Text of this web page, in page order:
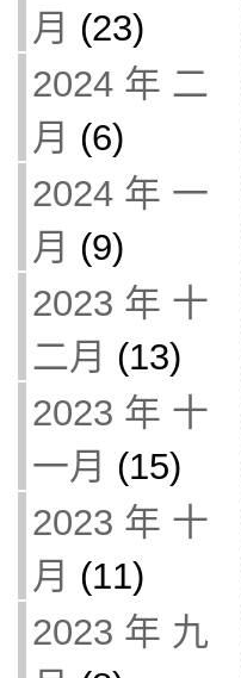
月 (23)
2024 年 二
月 (6)
2024 年 一
月 (9)
2023 年 十
二月 (13)
2023 年 十
一月 (15)
2023 年 十
月 (11)
2023 年 九